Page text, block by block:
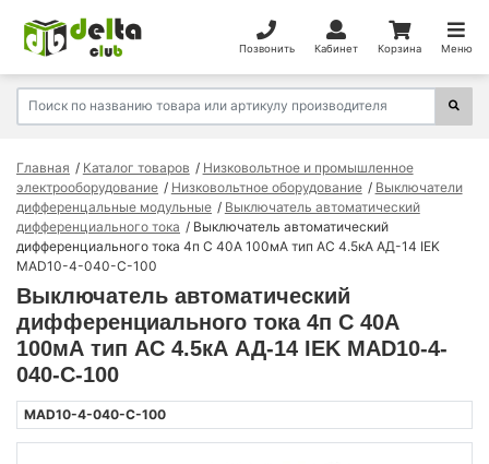
Позвонить Кабинет Корзина Меню
Главная Каталог товаров
Низковольтное и промышленное
электрооборудование
Низковольтное оборудование
Выключатели
дифференцальные модульные
Выключатель автоматический
дифференциального тока
Выключатель автоматический
дифференциального тока 4п C 40А 100мА тип AC 4.5кА АД-14 IEK
MAD10-4-040-C-100
Выключатель автоматический
дифференциального тока 4п C 40А
100мА тип AC 4.5кА АД-14 IEK MAD10-4-
040-C-100
MAD10-4-040-C-100